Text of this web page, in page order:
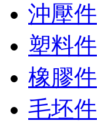
沖壓件
塑料件
橡膠件
毛坯件